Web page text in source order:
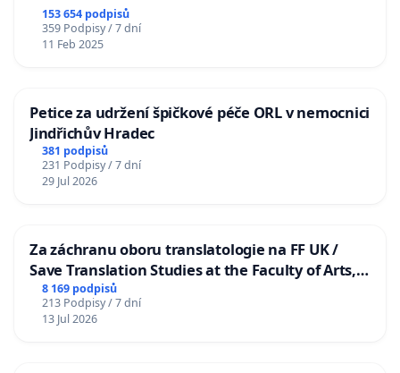
153 654 podpisů
359 Podpisy / 7 dní
11 Feb 2025
Petice za udržení špičkové péče ORL v nemocnici
Jindřichův Hradec
381 podpisů
231 Podpisy / 7 dní
29 Jul 2026
Za záchranu oboru translatologie na FF UK /
Save Translation Studies at the Faculty of Arts,
Charles University
8 169 podpisů
213 Podpisy / 7 dní
13 Jul 2026